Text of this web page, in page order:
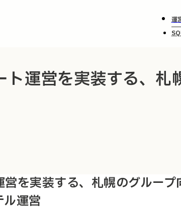
運
ト運営を実装する、
を実装する、札幌のグループ
ル運営